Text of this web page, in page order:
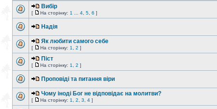
Вибір
[ На сторінку: 1 4 5 6 ]
Надія
Як любити самого себе
[ На сторінку: 1 2 ]
Піст
[ На сторінку: 1 2 ]
Проповіді та питання віри
Чому іноді Бог не відповідає на молитви?
[ На сторінку: 1 2 3 4 ]